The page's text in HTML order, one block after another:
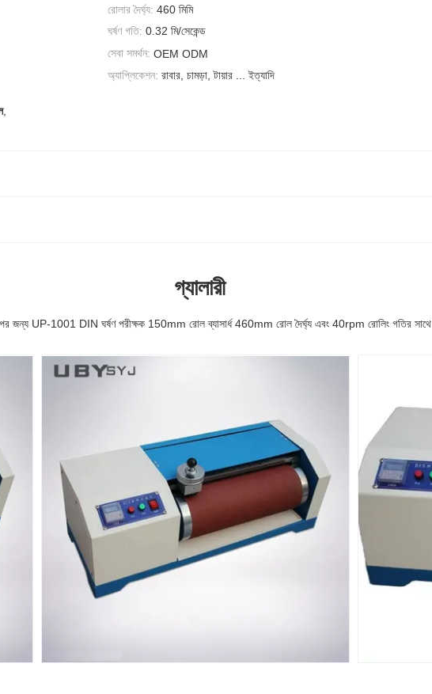
রোলার দৈর্ঘ্য: 460 মিমি
ঘর্ষণ গতি: 0.32 মি/সেকেন্ড
সেবা সমর্থন: OEM ODM
অ্যাপ্লিকেশন: রাবার, চামড়া, টায়ার ... ইত্যাদি
,
গ্যালারী
জন্য UP-1001 DIN ঘর্ষণ পরীক্ষক 150mm রোল ব্যাসার্ধ 460mm রোল দৈর্ঘ্য এবং 40rpm রোলিং গতির সাথে